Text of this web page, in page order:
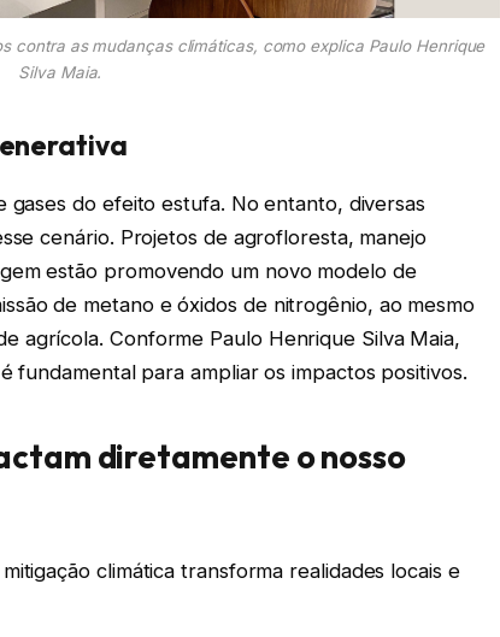
contra as mudanças climáticas, como explica Paulo Henrique
Silva Maia.
gases do efeito estufa. No entanto, diversas
cenário. Projetos de agrofloresta, manejo
estão promovendo um novo modelo de
de metano e óxidos de nitrogênio, ao mesmo
agrícola. Conforme Paulo Henrique Silva Maia,
fundamental para ampliar os impactos positivos.
diretamente o nosso
climática transforma realidades locais e